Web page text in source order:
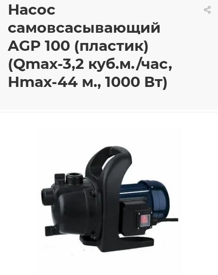
Насос
самовсасывающий
AGP 100 (пластик)
(Qmax-3,2 куб.м./час,
Hmax-44 м., 1000 Вт)